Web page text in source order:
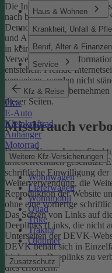
Haus & Wohnen
Krankheit, Unfall &
Beruf, Alter & Finanzen
Service
Kfz & Reise
Pkw
E-Auto
Kleinkraftrad
Anhänger
Motorrad
Weitere Kfz-Versicherungen
Wohnwagen
Lieferwagen
Wohnmobil
Quad
Trike
Traktor
Oldtimer
Zusatzschutz
Die Inhalte der DEVK-
nach bestem Wissen
Dennoch können wir keine
und Aktualität übernehmen.
in keinem Fall für Schäden
Verwendung von
entstehen. Fremde
verweisen, werden nicht
Versicherungen
dieser Seiten.
Missbrauch
Design, Name, Logo,
urheberrechtlich geschützt.
schriftliche Einwilligung
Weiterverwendung, die
Reproduktion der Website
ohne eine vorherige
Das Setzen von Links auf
Deeplinks (Links, die nicht
Unterseiten der DEVK-
DEVK behält sich in
Links oder Deeplinks zu
dies erfordern.